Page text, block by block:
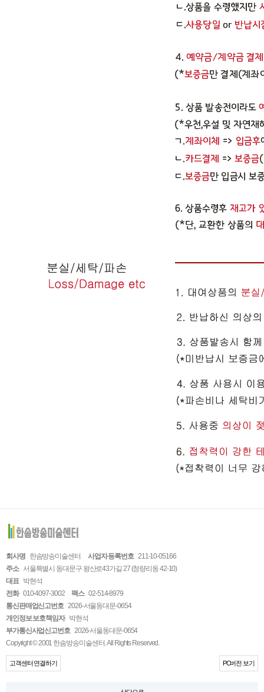
회사명 한솜방송미술센터 사업자 등록번호 211-10-05166
주소 서울특별시 동대문구 왕산로43가길 27 (청량리동 42-10)
대표 박현석
전화 010-4097-3002 팩스 02-514-8979
통신판매업신고번호 2026-서울동대문-0654
개인정보 보호책임자 박현석
부가통신사업신고번호 2026-서울동대문-0654
Copyright © 2001 한솜방송미술센터. All Rights Reserved.
고객센터 연결하기 PC버전 보기